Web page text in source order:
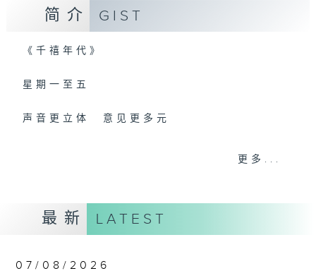
简介 GIST
《千禧年代》
星期一至五
声音更立体 意见更多元
「千禧年代」鼓励听众及嘉宾作有观点、有理
听众提供最新资讯以迎接新的一天。
监制：林嘉瑜
更多...
最新 LATEST
07/08/2026